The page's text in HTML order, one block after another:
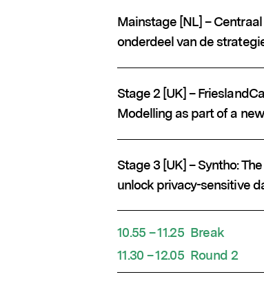
Populaire zoekopdrachten
Mainstage [NL] –
onderdeel van de
Stage 2 [UK] –
Modelling as part of a
Stage 3 [UK] – Syntho:
unlock privacy-sensitive
10.55 – 11.25 Break
11.30 – 12.05 Round 2